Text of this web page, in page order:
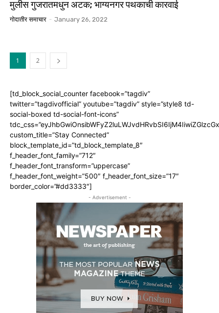
मुलीस गुजरातमधुन अटक; भाग्यनगर पथकाची कारवाई
गोदातीर समाचार - January 26, 2022
1 2
[td_block_social_counter facebook=”tagdiv”
twitter=”tagdivofficial” youtube=”tagdiv” style=”style8 td-
social-boxed td-social-font-icons”
custom_title=”Stay Connected”
block_template_id=”td_block_template_8″
f_header_font_family=”712″
f_header_font_transform=”uppercase”
f_header_font_weight=”500″ f_header_font_size=”17″
border_color=”#dd3333″]
- Advertisement -